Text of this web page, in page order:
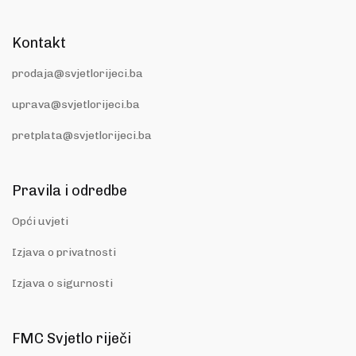
Kontakt
prodaja@svjetlorijeci.ba
uprava@svjetlorijeci.ba
pretplata@svjetlorijeci.ba
Pravila i odredbe
Opći uvjeti
Izjava o privatnosti
Izjava o sigurnosti
FMC Svjetlo riječi